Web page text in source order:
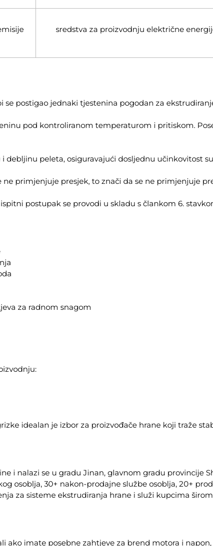
sredstva za proizvodnju električne
se postigao jednaki tjestenina pogodan za
pod kontroliranom temperaturom i pritiskom.
peleta, osiguravajući dosljednu učinkovitost
primjenjuje presjek, to znači da se ne primjenjuje
postupak se provodi u skladu s člankom 6.
za radnom snagom
idealan je izbor za proizvođače hrane koji traže
i nalazi se u gradu Jinan, glavnom gradu provincije
osoblja, 30+ nakon-prodajne službe osoblja, 20+
za sisteme ekstrudiranja hrane i služi kupcima
ako imate posebne zahtjeve za brend motora i